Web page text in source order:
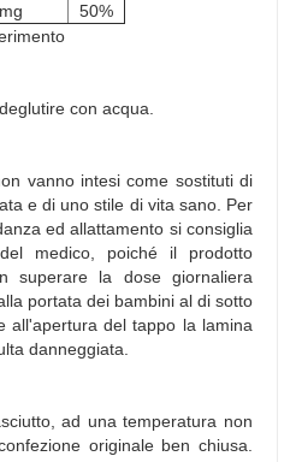
50%
con acqua.
vanno intesi come sostituti di
e di uno stile di vita sano. Per
ed allattamento si consiglia
medico, poiché il prodotto
superare la dose giornaliera
portata dei bambini al di sotto
all'apertura del tappo la lamina
danneggiata.
ad una temperatura non
originale ben chiusa.